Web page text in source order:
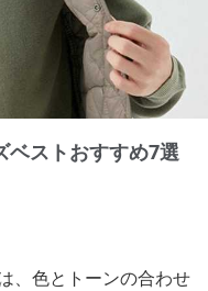
ベストおすすめ7選
、色とトーンの合わせ